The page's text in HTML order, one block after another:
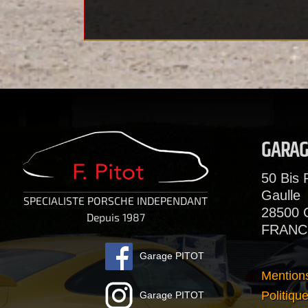
SPECIALISTE PORSCHE INDEPENDANT
Depuis 1987
Garage PITOT
Garage PITOT
50 Bis
Gaulle
28500